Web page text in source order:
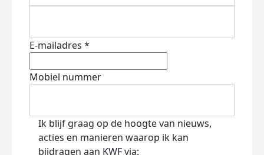
E-mailadres *
Mobiel nummer
Ik blijf graag op de hoogte van nieuws,
acties en manieren waarop ik kan
bijdragen aan KWF via: